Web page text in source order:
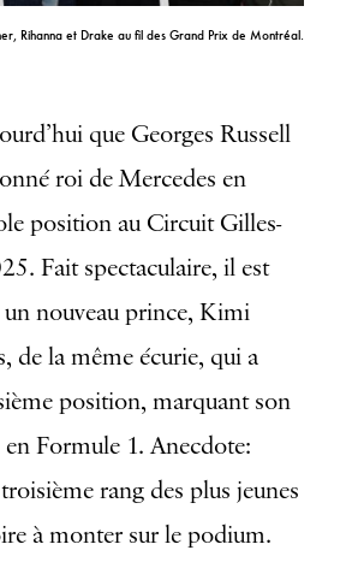
Rihanna et Drake au fil des Grand Prix de Montréal.
que Georges Russell
roi de Mercedes en
position au Circuit Gilles-
Fait spectaculaire, il est
nouveau prince, Kimi
de la même écurie, qui a
position, marquant son
Formule 1. Anecdote:
rang des plus jeunes
à monter sur le podium.